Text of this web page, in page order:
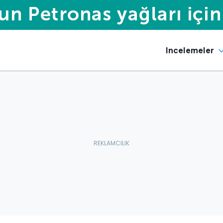
Incelemeler